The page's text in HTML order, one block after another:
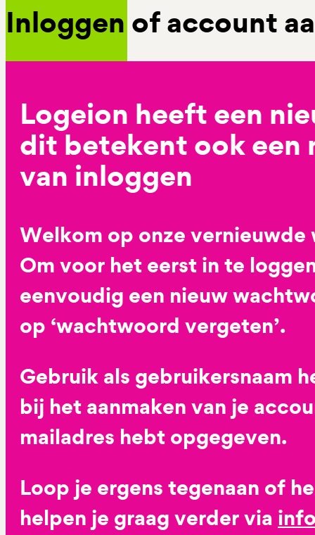
Inloggen of account
Logeion heeft een
dit betekent ook een
van inloggen
Welkom op onze vernieuwde
Om voor het eerst in te
eenvoudig een nieuw
op ‘wachtwoord vergeten’.
Gebruik als gebruikersnaam
bij het aanmaken van je
mailadres hebt opgegeven.
Loop je ergens tegenaan of
helpen je graag verder via